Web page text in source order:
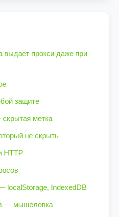
выдает прокси даже при
защите
метка
не скрыть
HTTP
localStorage, IndexedDB
— мышеловка